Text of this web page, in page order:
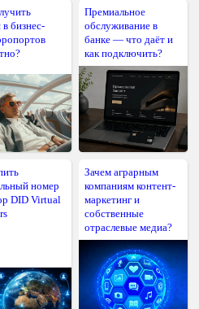
бизнес-
Премиальное
обслуживание в
банке — что даёт и
как подключить?
номер
DID Virtual
Зачем аграрным
компаниям контент-
маркетинг и
собственные
отраслевые медиа?